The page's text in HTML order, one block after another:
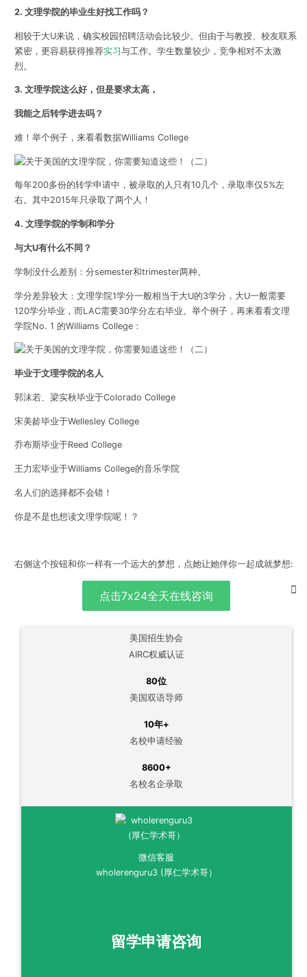
2. 文理学院的毕业生好找工作吗？
相较于大U来说，确实校园招聘活动会比较少。但由于与教授、校友联系
紧密，更容易获得推荐实习与工作。学生数量较少，竞争相对不太激
烈。
3. 文理学院这么好，但是要求太高，
我能之后转学进去吗？
难！举个例子，来看看数据Williams College
每年200多份的转学申请中，被录取的人只有10几个，录取率仅5%左
右。其中2015年只录取了两个人！
4. 文理学院的学制和学分
与大U有什么不同？
学制没什么差别： 分semester和trimester两种。
学分差异较大： 文理学院1学分一般相当于大U的3学分，大U一般需要
120学分毕业，而LAC需要30学分左右毕业。举个例子，再来看看文理
学院No. 1 的Williams College：
毕业于文理学院的名人
郭沫若、梁实秋毕业于Colorado College
宋美龄毕业于Wellesley College
乔布斯毕业于Reed College
王力宏毕业于Williams College的音乐学院
名人们的选择都不会错！
你是不是也想读文理学院呢！？
右侧这个按钮和你一样有一个远大的梦想，点她让她伴你一起成就梦想:
点击7x24全天在线咨询
美国招生协会
AIRC权威认证
80位
美国双语导师
10年+
名校申请经验
8600+
名校名企录取
微信客服
wholerenguru3 (厚仁学术哥）
留学申请咨询